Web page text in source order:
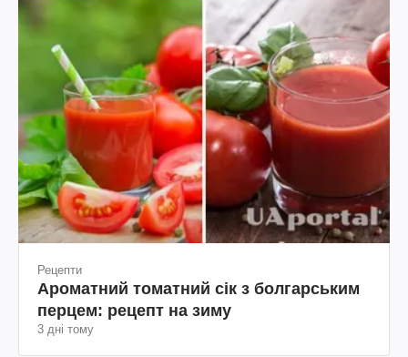
Рецепти
Ароматний томатний сік з болгарським
перцем: рецепт на зиму
3 дні тому